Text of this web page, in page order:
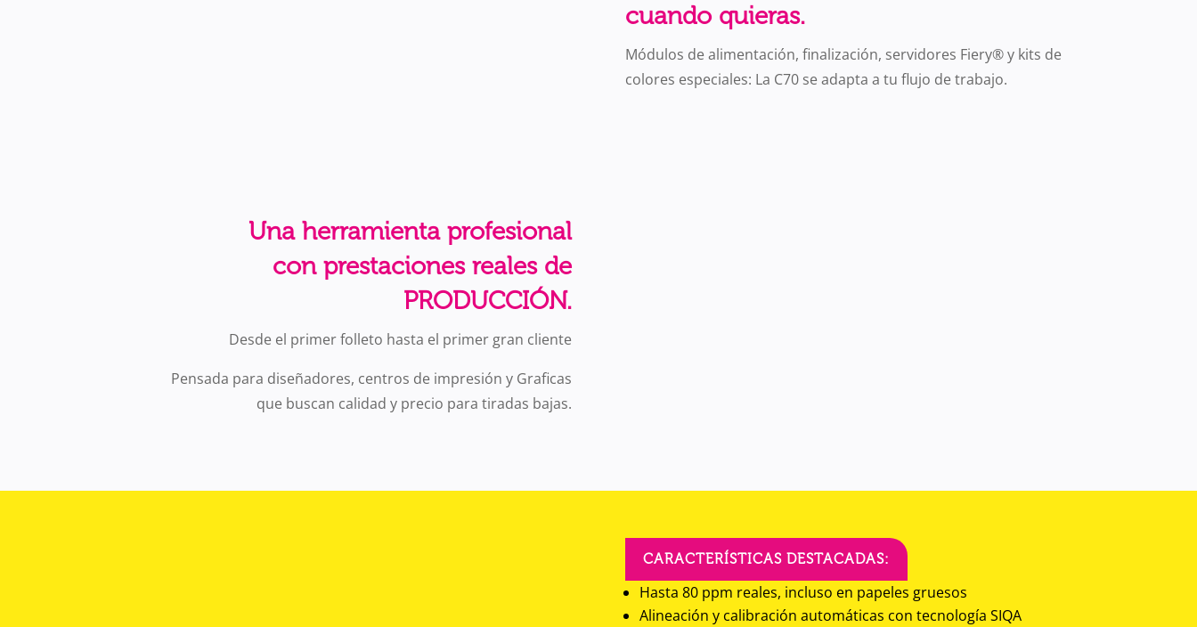
cuando quieras.
Módulos de alimentación, finalización, servidores Fiery® y kits de
colores especiales: La C70 se adapta a tu flujo de trabajo.
Una herramienta profesional
con prestaciones reales de
PRODUCCIÓN.
Desde el primer folleto hasta el primer gran cliente
Pensada para diseñadores, centros de impresión y Graficas
que buscan calidad y precio para tiradas bajas.
CARACTERÍSTICAS DESTACADAS:
Hasta 80 ppm reales, incluso en papeles gruesos
Alineación y calibración automáticas con tecnología SIQA